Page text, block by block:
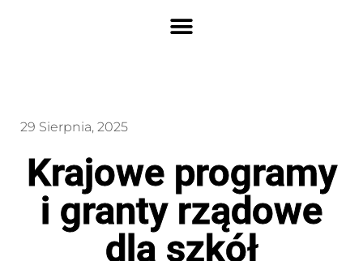
29 Sierpnia, 2025
Krajowe programy
i granty rządowe
dla szkół